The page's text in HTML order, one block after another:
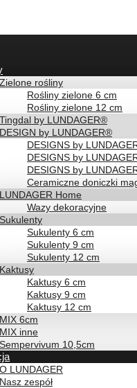
Zielone rośliny
Rośliny zielone 6 cm
Rośliny zielone 12 cm
Tingdal by LUNDAGER®
DESIGN by LUNDAGER®
DESIGNS by
DESIGNS by
DESIGNS by
Ceramiczne doniczki
LUNDAGER Home
Wazy dekoracyjne
Sukulenty
Sukulenty 6 cm
Sukulenty 9 cm
Sukulenty 12 cm
Kaktusy
Kaktusy 6 cm
Kaktusy 9 cm
Kaktusy 12 cm
MIX 6cm
MIX inne
Sempervivum 10,5cm
O LUNDAGER
Nasz zespół